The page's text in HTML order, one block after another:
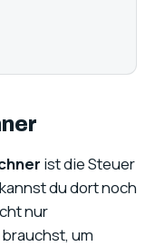
ist die Steuer
du dort noch
nur
um